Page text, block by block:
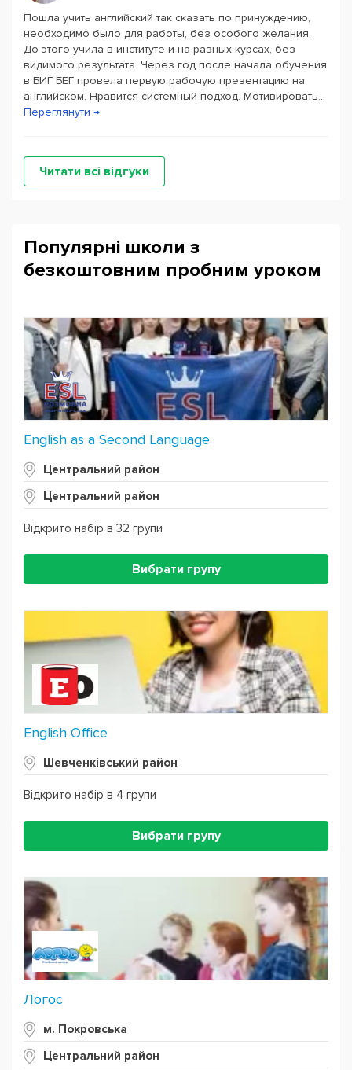
Пошла учить английский так сказать по принуждению,
необходимо было для работы, без особого желания.
До этого учила в институте и на разных курсах, без
видимого результата. Через год после начала обучения
в БИГ БЕГ провела первую рабочую презентацию на
английском. Нравится системный подход. Мотивировать...
Переглянути →
Читати всі відгуки
Популярні школи з
безкоштовним пробним уроком
English as a Second Language
Центральний район
Центральний район
Відкрито набір в 32 групи
Вибрати групу
English Office
Шевченківський район
Відкрито набір в 4 групи
Вибрати групу
Логос
м. Покровська
Центральний район